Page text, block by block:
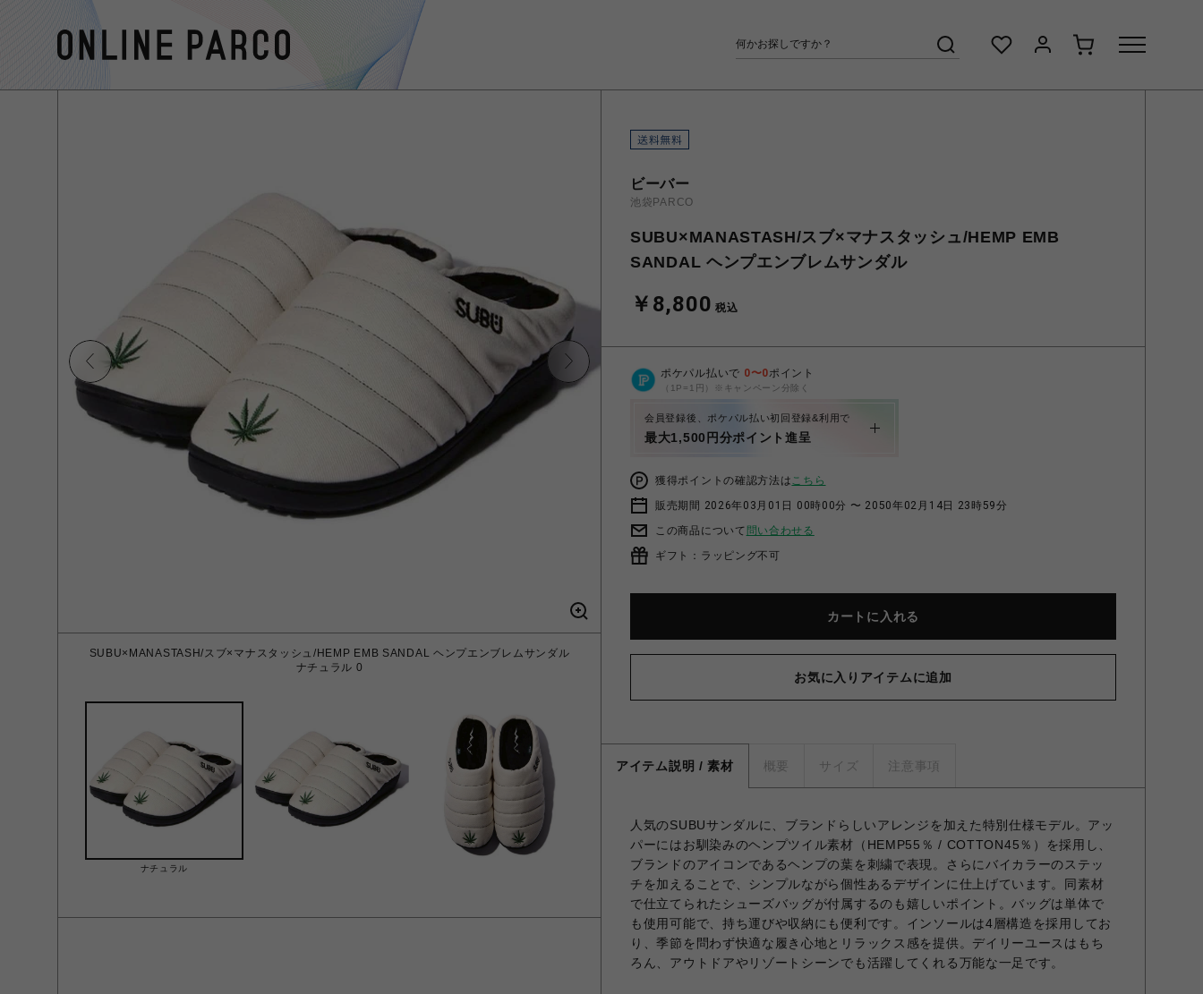
SUBU×MANASTASH/スブ×マナスタッシュ/HEMP EMB SANDAL ヘンプエンブレムサンダル
ナチュラル 0
ナチュラル
ビーバー
池袋PARCO
SUBU×MANASTASH/スブ×マナスタッシュ/HEMP EMB
SANDAL ヘンプエンブレムサンダル
￥8,800 税込
ポケパル払いで 0〜0ポイント
（1P=1円）※キャンペーン分除く
会員登録後、ポケパル払い初回登録&利用で
最大1,500円分ポイント進呈
獲得ポイントの確認方法はこちら
販売期間 2026年03月01日 00時00分 〜 2050年02月14日 23時59分
この商品について 問い合わせる
ギフト：ラッピング不可
カートに入れる
お気に入りアイテムに追加
アイテム説明 / 素材 概要 サイズ 注意事項
人気のSUBUサンダルに、ブランドらしいアレンジを加えた特別仕様モデル。アッ
パーにはお馴染みのヘンプツイル素材（HEMP55％ / COTTON45％）を採用し、
ブランドのアイコンであるヘンプの葉を刺繍で表現。さらにバイカラーのステッ
チを加えることで、シンプルながら個性あるデザインに仕上げています。同素材
で仕立てられたシューズバッグが付属するのも嬉しいポイント。バッグは単体で
も使用可能で、持ち運びや収納にも便利です。インソールは4層構造を採用してお
り、季節を問わず快適な履き心地とリラックス感を提供。デイリーユースはもち
ろん、アウトドアやリゾートシーンでも活躍してくれる万能な一足です。